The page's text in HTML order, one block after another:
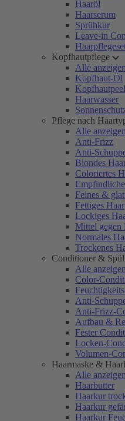
Haaröl
Haarserum
Sprühkur
Leave-in
Kopfhautpflege
Alle anzeigen
Kopfhaut-Öl
Haarwasser
Pflege nach
Alle anzeigen
Anti-Frizz
Anti-
Blondes
Coloriertes
Feines &
Fettiges Haar
Lockiges
Mittel gegen
Normales
Trockenes
Conditioner &
Alle anzeigen
Color-
Anti-
Anti-Frizz-
Aufbau &
Fester
Locken-
Volumen-
Haarmaske &
Alle anzeigen
Haarbutter
Haarkur
Haarkur
Haarkur